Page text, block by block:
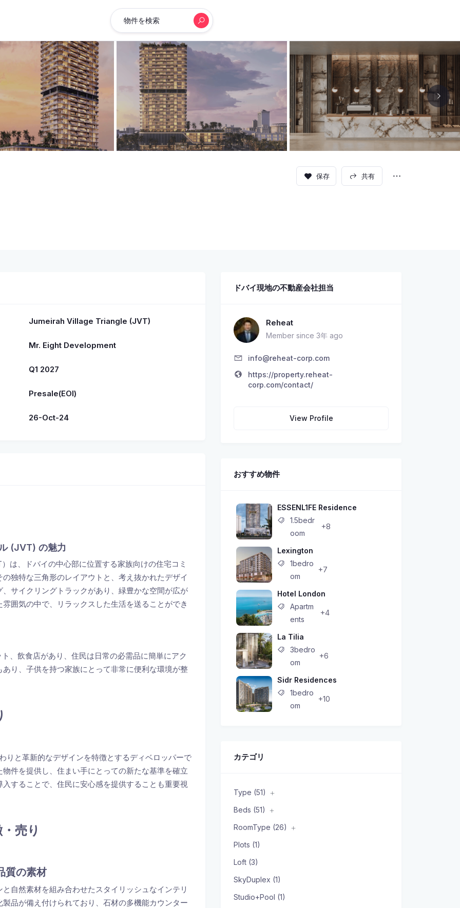
物件を検索
保存 共有
Jumeirah Village Triangle (JVT)
Mr. Eight Development
Q1 2027
Presale(EOI)
26-Oct-24
(JVT) の魅力
は、ドバイの中心部に位置する家族向けの住宅コミ
独特な三角形のレイアウトと、考え抜かれたデザイ
サイクリングトラックがあり、緑豊かな空間が広が
囲気の中で、リラックスした生活を送ることができ
、飲食店があり、住民は日常の必需品に簡単にアク
り、子供を持つ家族にとって非常に便利な環境が整
と革新的なデザインを特徴とするディベロッパーで
件を提供し、住まい手にとっての新たな基準を確立
することで、住民に安心感を提供することも重要視
売り
質の素材
自然素材を組み合わせたスタイリッシュなインテリ
品が備え付けられており、石材の多機能カウンター
ドバイ現地の不動産会社担当
Reheat
Member since 3年 ago
info@reheat-corp.com
https://property.reheat-
corp.com/contact/
View Profile
おすすめ物件
ESSENL1FE Residence
1.5bedr
oom
+8
Lexington
1bedro
om
+7
Hotel London
Apartm
ents
+4
La Tilia
3bedro
om
+6
Sidr Residences
1bedro
om
+10
カテゴリ
Type (51)
Beds (51)
RoomType (26)
Plots (1)
Loft (3)
SkyDuplex (1)
Studio+Pool (1)